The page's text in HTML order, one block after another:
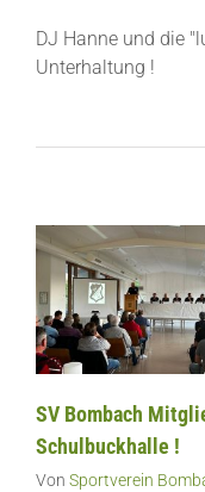
DJ Hanne und die
Unterhaltung !
SV Bombach
in der
Schulbuckhalle !
SVB
SV Bombach
Schulbuckhalle !
Von Sportverein